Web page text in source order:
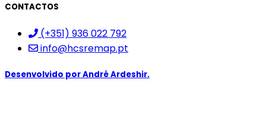
CONTACTOS
(+351) 936 022 792
info@hcsremap.pt
Desenvolvido porAndré Ardeshir.